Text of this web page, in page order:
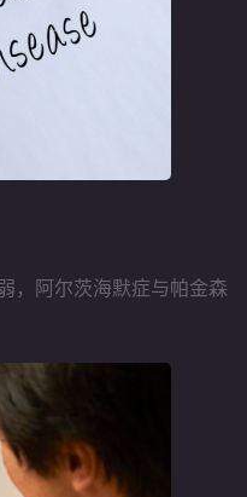
，阿尔茨海默症与帕金森